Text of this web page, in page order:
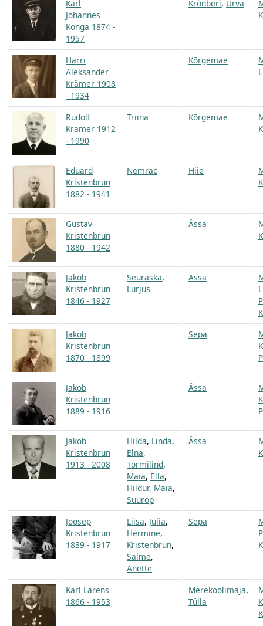
Karl
Johannes
Konga 1874 -
1957
Krönberi, Urva
Harri
Aleksander
Krämer 1908
- 1934
Kõrgemäe
Rudolf
Krämer 1912
- 1990
Triina Kõrgemäe
Eduard
Kristenbrun
1882 - 1941
Nemrac Hiie
Gustav
Kristenbrun
1880 - 1942
Ässa
Jakob
Kristenbrun
1846 - 1927
Seuraska,
Lurjus
Ässa
Jakob
Kristenbrun
1870 - 1899
Sepa
Jakob
Kristenbrun
1889 - 1916
Ässa
Jakob
Kristenbrun
1913 - 2008
Hilda, Linda,
Elna,
Tormilind,
Maia, Ella,
Hildur, Maia,
Suurop
Ässa
Joosep
Kristenbrun
1839 - 1917
Liisa, Julia,
Hermine,
Kristenbrun,
Salme,
Anette
Sepa
Karl Larens
1866 - 1953
Merekoolimaja,
Tülla